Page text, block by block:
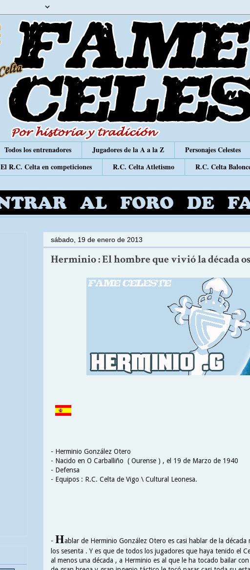
Todos los entrenadores Jugadores de la A a la Z Personajes Celestes
El R.C. Celta en competiciones R.C. Celta Atletismo R.C. Celta
sábado, 19 de enero de 2013
Herminio : El hombre que vivió la década
- Herminio González Otero
- Nacido en O Carballiño ( Ourense ) , el 19 de Marzo de 1940
- Defensa
- Equipos : R.C. Celta de Vigo \ Cultural Leonesa.
- Hablar de Herminio González Otero es casi hablar de la década
los sesenta . Y es que de todos los jugadores que haya tenido el
al menos una década , a Herminio es al que le ha tocado bailar